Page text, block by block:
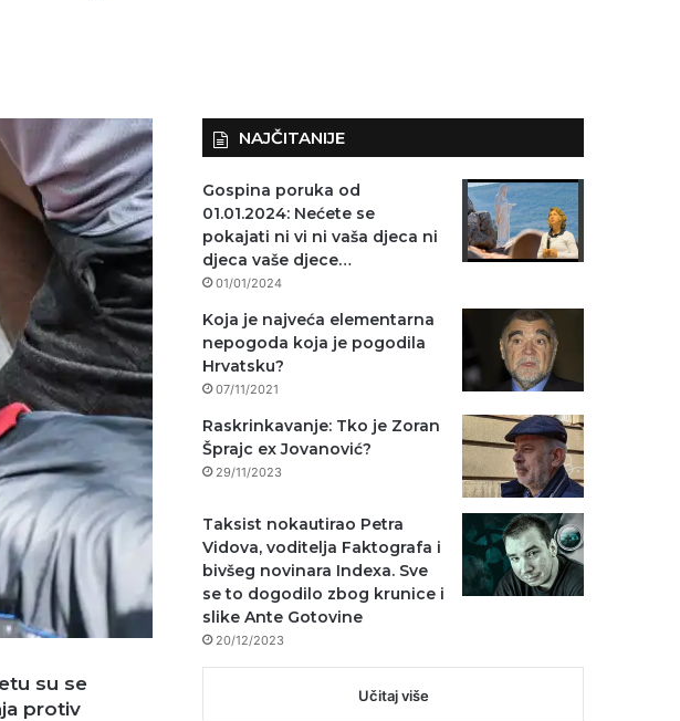
su se
protiv
NAJČITANIJE
Gospina poruka od
01.01.2024: Nećete se
pokajati ni vi ni vaša djeca ni
djeca vaše djece…
01/01/2024
Koja je najveća elementarna
nepogoda koja je pogodila
Hrvatsku?
07/11/2021
Raskrinkavanje: Tko je Zoran
Šprajc ex Jovanović?
29/11/2023
Taksist nokautirao Petra
Vidova, voditelja Faktografa i
bivšeg novinara Indexa. Sve
se to dogodilo zbog krunice i
slike Ante Gotovine
20/12/2023
Učitaj više